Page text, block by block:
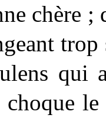
chère
trop
qui